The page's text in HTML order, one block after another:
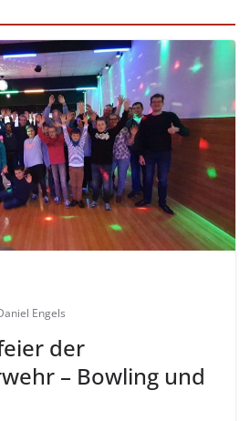
Engels
der
– Bowling und